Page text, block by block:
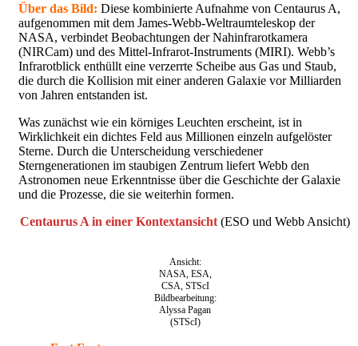
Über das Bild: Diese kombinierte Aufnahme von Centaurus A,
aufgenommen mit dem James-Webb-Weltraumteleskop der
NASA, verbindet Beobachtungen der Nahinfrarotkamera
(NIRCam) und des Mittel-Infrarot-Instruments (MIRI). Webb’s
Infrarotblick enthüllt eine verzerrte Scheibe aus Gas und Staub,
die durch die Kollision mit einer anderen Galaxie vor Milliarden
von Jahren entstanden ist.
Was zunächst wie ein körniges Leuchten erscheint, ist in
Wirklichkeit ein dichtes Feld aus Millionen einzeln aufgelöster
Sterne. Durch die Unterscheidung verschiedener
Sterngenerationen im staubigen Zentrum liefert Webb den
Astronomen neue Erkenntnisse über die Geschichte der Galaxie
und die Prozesse, die sie weiterhin formen.
Centaurus A in einer Kontextansicht (ESO und Webb Ansicht)
Ansicht:
NASA, ESA,
CSA, STScI
Bildbearbeitung:
Alyssa Pagan
(STScI)